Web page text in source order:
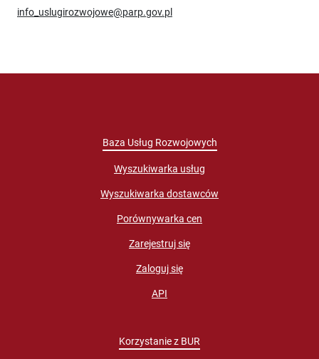
info_uslugirozwojowe@parp.gov.pl
Baza Usług Rozwojowych
Wyszukiwarka usług
Wyszukiwarka dostawców
Porównywarka cen
Zarejestruj się
Zaloguj się
API
Korzystanie z BUR